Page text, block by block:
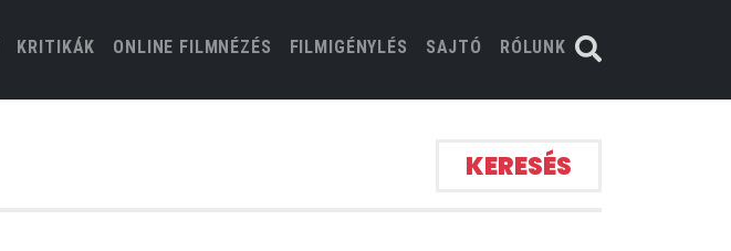
KRITIKÁK ONLINE FILMNÉZÉS FILMIGÉNYLÉS SAJTÓ RÓLUNK
KERESÉS